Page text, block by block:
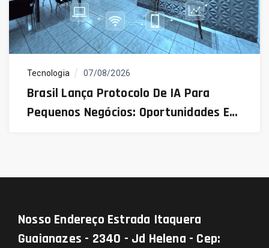
Tecnologia 07/08/2026
Brasil Lança Protocolo De IA Para
Pequenos Negócios: Oportunidades E
Nosso Endereço Estrada Itaquera
Guaianazes - 2340 - Jd Helena - Cep: